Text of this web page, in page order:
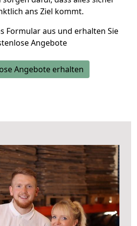
ans Ziel kommt.
Formular aus und erhalten Sie
Angebote
Angebote erhalten